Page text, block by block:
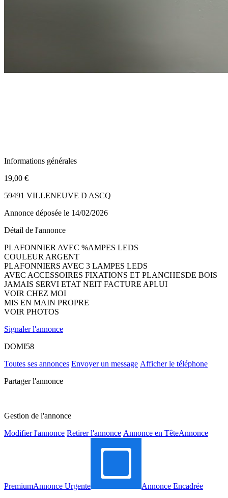
Informations générales
19,00 €
59491 VILLENEUVE D ASCQ
Annonce déposée le 14/02/2026
Détail de l'annonce
PLAFONNIER AVEC %AMPES LEDS
COULEUR ARGENT
PLAFONNIERS AVEC 3 LAMPES LEDS
AVEC ACCESSOIRES FIXATIONS ET PLANCHESDE BOIS
JAMAIS SERVI ETAT NEIT FACTURE APLUI
VOIR CHEZ MOI
MIS EN MAIN PROPRE
VOIR PHOTOS
Signaler l'annonce
DOMI58
Toutes ses annonces Envoyer un message Afficher le téléphone
Partager l'annonce
Gestion de l'annonce
Modifier l'annonce Retirer l'annonce Annonce en TêteAnnonce
PremiumAnnonce Urgente
Annonce Encadrée